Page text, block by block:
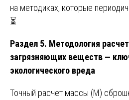
на методиках, которые
⏳
Раздел 5. Методология
загрязняющих веществ —
экологического вреда
Точный расчет массы (М)